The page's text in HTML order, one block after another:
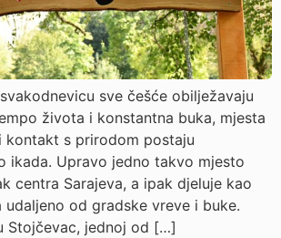
sve češće obilježavaju
života i konstantna buka, mjesta
kontakt s prirodom postaju
ikada. Upravo jedno takvo mjesto
centra Sarajeva, a ipak djeluje kao
od gradske vreve i buke.
Stojčevac, jednoj od […]